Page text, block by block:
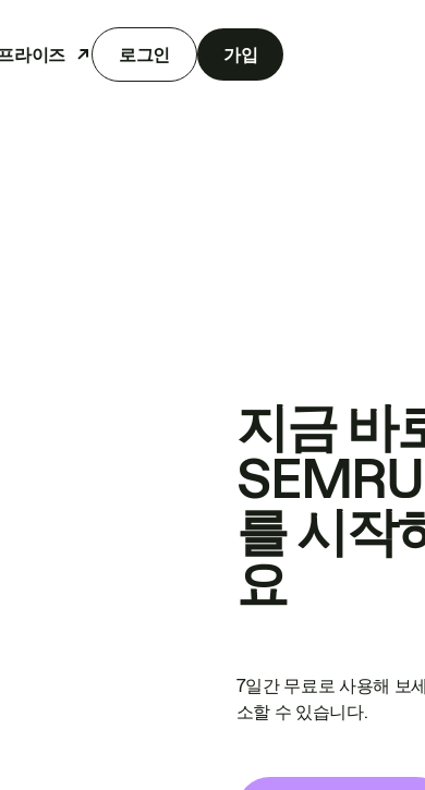
라이즈 로그인 가입
지금 바
를 시작
요
7일간 무료로 사용해 보
소할 수 있습니다.